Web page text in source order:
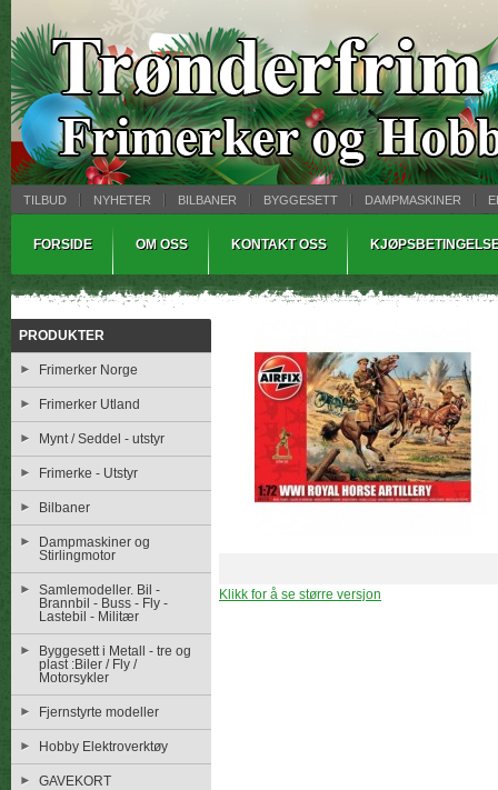
TILBUD NYHETER BILBANER BYGGESETT DAMPMASKINER
FORSIDE OM OSS KONTAKT OSS
PRODUKTER
Frimerker Norge
Frimerker Utland
Mynt / Seddel - utstyr
Frimerke - Utstyr
Bilbaner
Dampmaskiner og
Stirlingmotor
Samlemodeller. Bil -
Brannbil - Buss - Fly -
Lastebil - Militær
Byggesett i Metall - tre og
plast :Biler / Fly /
Motorsykler
Fjernstyrte modeller
Hobby Elektroverktøy
GAVEKORT
Klikk for å se større versjon